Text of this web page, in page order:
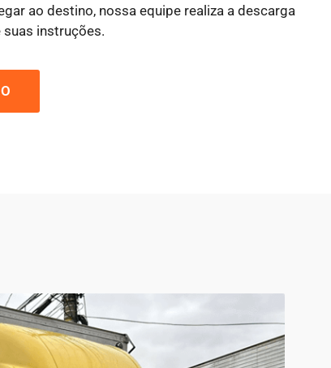
ao destino, nossa equipe realiza a descarga
instruções.